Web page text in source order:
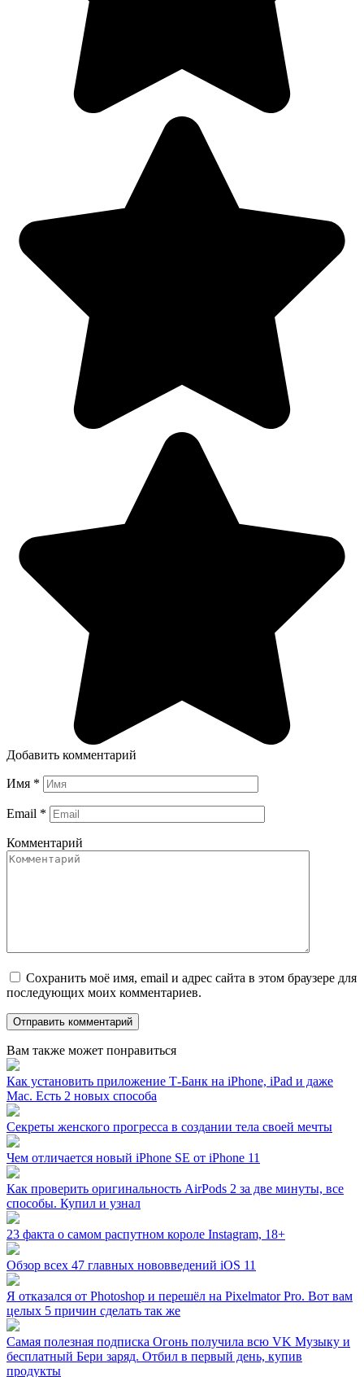
Добавить комментарий
Имя *
Email *
Комментарий
Сохранить моё имя, email и адрес сайта в этом браузере для
последующих моих комментариев.
Вам также может понравиться
Как установить приложение Т‑Банк на iPhone, iPad и даже
Mac. Есть 2 новых способа
Секреты женского прогресса в создании тела своей мечты
Чем отличается новый iPhone SE от iPhone 11
Как проверить оригинальность AirPods 2 за две минуты, все
способы. Купил и узнал
23 факта о самом распутном короле Instagram, 18+
Обзор всех 47 главных нововведений iOS 11
Я отказался от Photoshop и перешёл на Pixelmator Pro. Вот вам
целых 5 причин сделать так же
Самая полезная подписка Огонь получила всю VK Музыку и
бесплатный Бери заряд. Отбил в первый день, купив
продукты